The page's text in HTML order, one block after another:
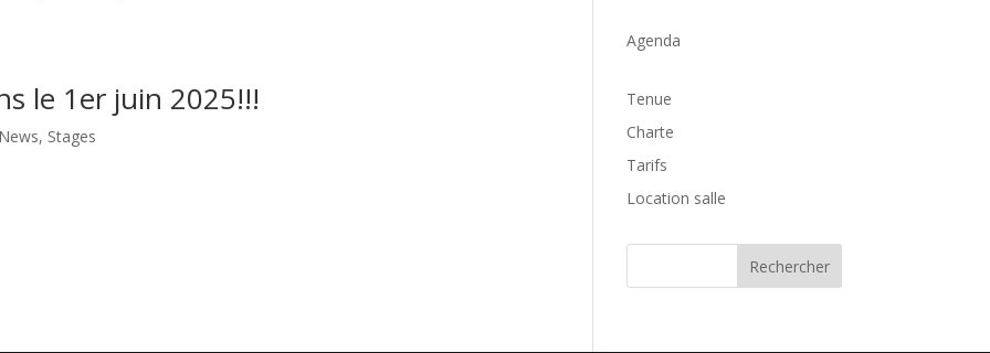
le 1er juin 2025!!!
News, Stages
Agenda
Tenue
Charte
Tarifs
Location salle